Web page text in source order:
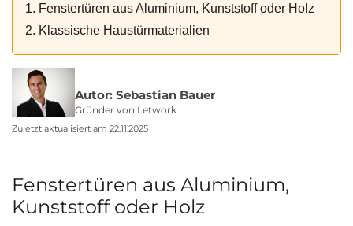
1. Fenstertüren aus Aluminium, Kunststoff oder Holz
2. Klassische Haustürmaterialien
Autor: Sebastian Bauer
Gründer von Letwork
Zuletzt aktualisiert am 22.11.2025
Fenstertüren aus Aluminium,
Kunststoff oder Holz